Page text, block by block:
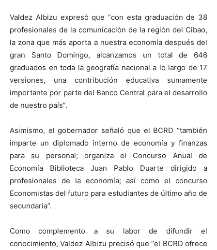
Valdez Albizu expresó que “con esta graduación de 38
profesionales de la comunicación de la región del Cibao,
la zona que más aporta a nuestra economía después del
gran Santo Domingo, alcanzamos un total de 646
graduados en toda la geografía nacional a lo largo de 17
versiones, una contribución educativa sumamente
importante por parte del Banco Central para el desarrollo
de nuestro país”.
Asimismo, el gobernador señaló que el BCRD “también
imparte un diplomado interno de economía y finanzas
para su personal; organiza el Concurso Anual de
Economía Biblioteca Juan Pablo Duarte dirigido a
profesionales de la economía; así como el concurso
Economistas del futuro para estudiantes de último año de
secundaria”.
Como complemento a su labor de difundir el
conocimiento, Valdez Albizu precisó que“el BCRD ofrece